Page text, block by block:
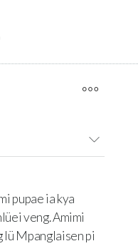
pupae ia kya
veng. Amimi
lü Mpanglaisen pi